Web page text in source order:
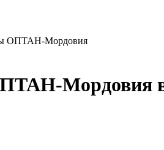
ОПТАН-Мордовия
Мордовия